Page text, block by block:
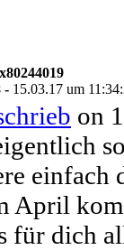
- 15.03.17 um
on
einfach
April
für dich